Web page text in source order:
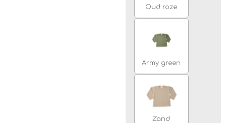
Oud roze
Army green
Zand